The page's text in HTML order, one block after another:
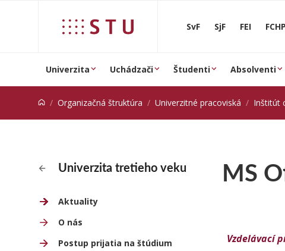
SvF SjF FEI
Univerzita Uchádzači Študenti Absolventi
Organizačná štruktúra Univerzitné pracoviská Inštitút
Univerzita tretieho veku
Aktuality
O nás
Postup prijatia na štúdium
MS
Vzdelávací